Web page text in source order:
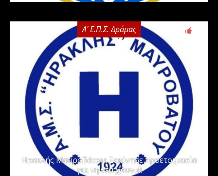
Α' Ε.Π.Σ. Δράμας
Ηρακλής Μαυροβάτου: Ξεκίνησε προετοιμασία
για τη νέα χρονιά